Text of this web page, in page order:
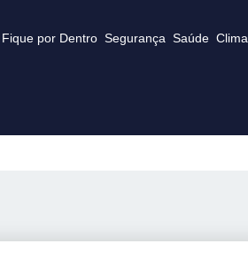
Fique por Dentro Segurança Saúde Clima